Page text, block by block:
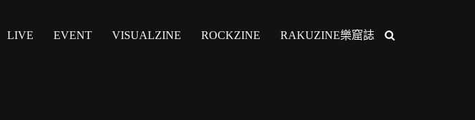
LIVE EVENT VISUALZINE ROCKZINE RAKUZINE樂窟誌